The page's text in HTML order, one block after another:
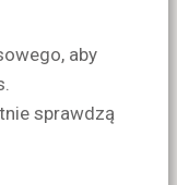
aby
sprawdzą